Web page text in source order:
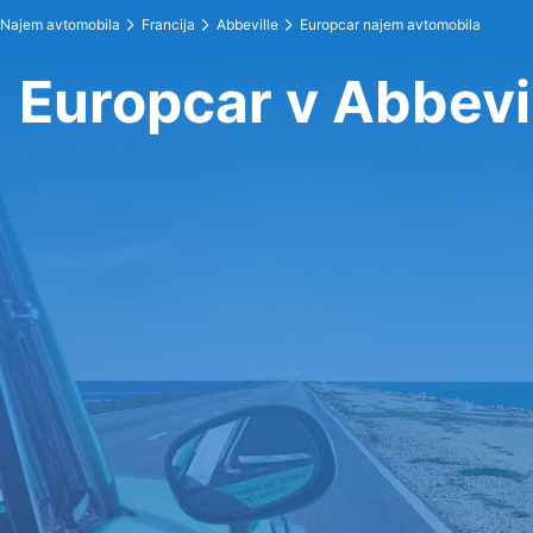
Najem avtomobila Francija Abbeville Europcar najem avtomobila
Europcar v